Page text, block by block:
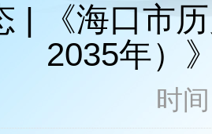
| 《海口市
2035年）
时